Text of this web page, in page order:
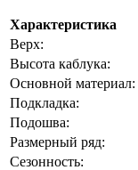
Характеристика
Верх:
Высота каблука:
Основной материал:
Подкладка:
Подошва:
Размерный ряд:
Сезонность: